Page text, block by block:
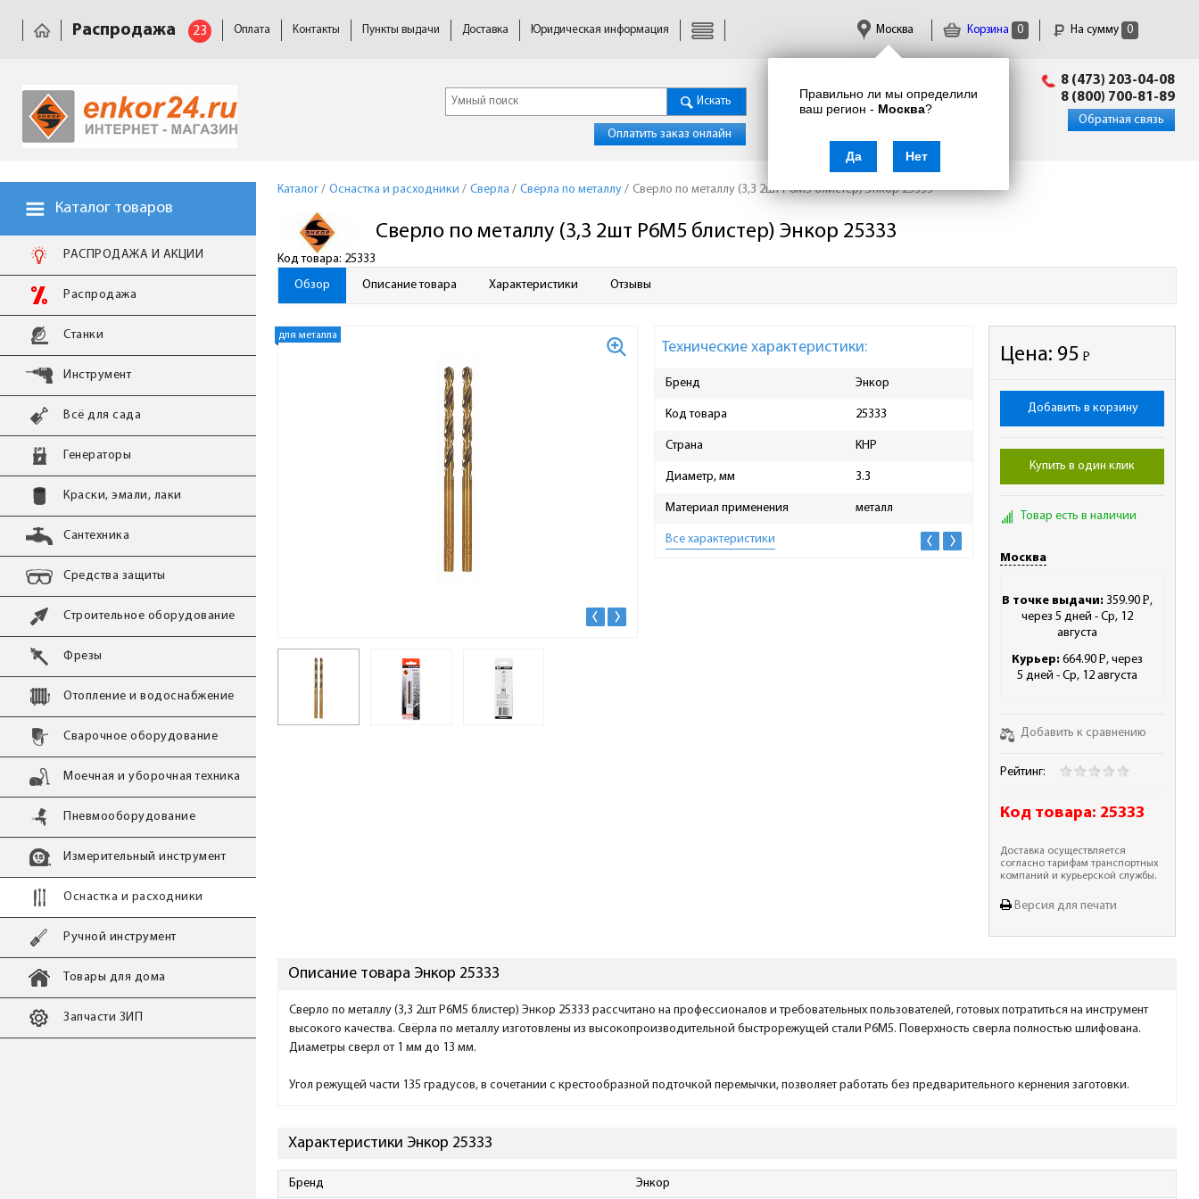
Корзина 0 На сумму 0
Правильно ли мы определили
ваш регион - Москва?
Да Нет
Москва
Распродажа 23 Оплата Контакты Пункты выдачи Доставка Юридическая информация
Искать
Оплатить заказ онлайн
info@enkor24.ru
8 (473) 203-04-08
8 (800) 700-81-89
Обратная связь
Каталог товаров
РАСПРОДАЖА И АКЦИИ
Распродажа
Станки
Инструмент
Всё для сада
Генераторы
Краски, эмали, лаки
Сантехника
Средства защиты
Строительное оборудование
Фрезы
Отопление и водоснабжение
Сварочное оборудование
Моечная и уборочная техника
Пневмооборудование
Измерительный инструмент
Оснастка и расходники
Ручной инструмент
Товары для дома
Запчасти ЗИП
Каталог / Оснастка и расходники / Сверла / Свёрла по металлу / Сверло по металлу (3,3 2шт Р6М5 блистер) Энкор 25333
Код товара: 25333
Сверло по металлу (3,3 2шт Р6М5 блистер) Энкор 25333
Обзор Описание товара Характеристики Отзывы
для металла
Технические характеристики:
Бренд Энкор
Код товара 25333
Страна КНР
Диаметр, мм 3.3
Материал применения металл
Высота упаковки, мм
Длина упаковки, мм
Масса брутто, кг
Все характеристики
Цена: 95Р
-
Добавить в корзину
Купить в один клик
Товар есть в наличии
Москва
В точке выдачи: 359.90 Р
- ,
через 5 дней - Ср, 12
августа
Курьер: 664.90 Р
- , через
5 дней - Ср, 12 августа
Добавить к сравнению
Рейтинг:
Код товара: 25333
Доставка осуществляется
согласно тарифам транспортных
компаний и курьерской службы.
Версия для печати
Описание товара Энкор 25333
Сверло по металлу (3,3 2шт Р6М5 блистер) Энкор 25333 рассчитано на профессионалов и требовательных пользователей, готовых потратиться на инструмент
высокого качества. Свёрла по металлу изготовлены из высокопроизводительной быстрорежущей стали Р6М5. Поверхность сверла полностью шлифована.
Диаметры сверл от 1 мм до 13 мм.
Угол режущей части 135 градусов, в сочетании с крестообразной подточкой перемычки, позволяет работать без предварительного кернения заготовки.
Характеристики Энкор 25333
Бренд Энкор